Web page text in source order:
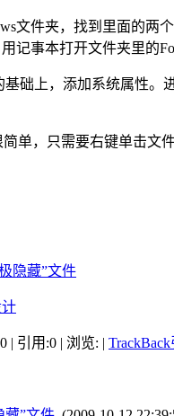
文件夹，找到里面的两
记事本打开文件夹里的
础上，添加系统属性。
简单，只需要右键单击
隐藏”文件
| 引用:0 | 浏览: |